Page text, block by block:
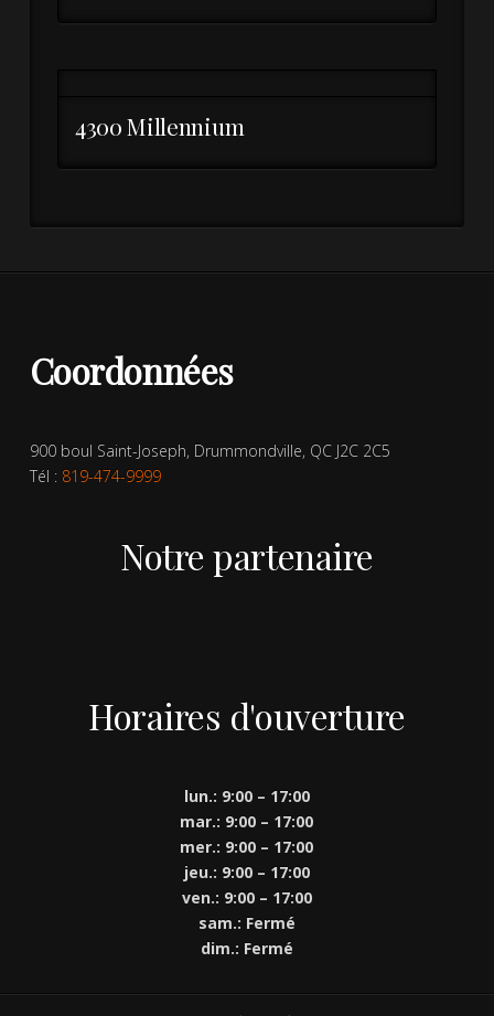
4300 Millennium
Coordonnées
900 boul Saint-Joseph, Drummondville, QC J2C 2C5
Tél : 819-474-9999
Notre partenaire
Horaires d'ouverture
lun.: 9:00 – 17:00
mar.: 9:00 – 17:00
mer.: 9:00 – 17:00
jeu.: 9:00 – 17:00
ven.: 9:00 – 17:00
sam.: Fermé
dim.: Fermé